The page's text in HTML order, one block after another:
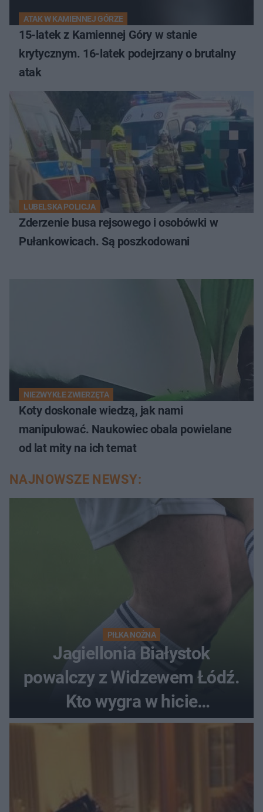
ATAK W KAMIENNEJ GÓRZE
15-latek z Kamiennej Góry w stanie
krytycznym. 16-latek podejrzany o brutalny
atak
LUBELSKA POLICJA
Zderzenie busa rejsowego i osobówki w
Pułankowicach. Są poszkodowani
NIEZWYKŁE ZWIERZĘTA
Koty doskonale wiedzą, jak nami
manipulować. Naukowiec obala powielane
od lat mity na ich temat
NAJNOWSZE NEWSY:
PIŁKA NOŻNA
Jagiellonia Białystok
powalczy z Widzewem Łódź.
Kto wygra w hicie
Ekstraklasy?